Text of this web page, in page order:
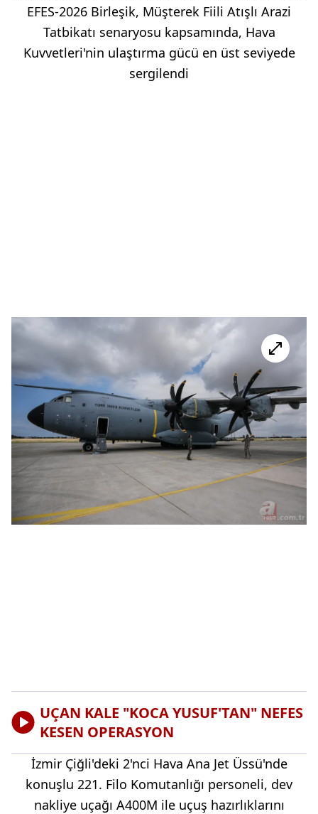
EFES-2026 Birleşik, Müşterek Fiili Atışlı Arazi
Tatbikatı senaryosu kapsamında, Hava
Kuvvetleri'nin ulaştırma gücü en üst seviyede
sergilendi
UÇAN KALE "KOCA YUSUF'TAN" NEFES
KESEN OPERASYON
İzmir Çiğli'deki 2'nci Hava Ana Jet Üssü'nde
konuşlu 221. Filo Komutanlığı personeli, dev
nakliye uçağı A400M ile uçuş hazırlıklarını